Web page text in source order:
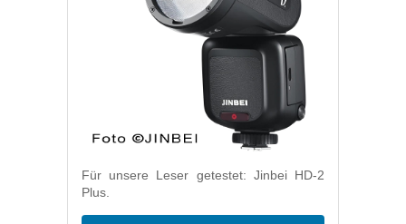
Für unsere Leser getestet: Jinbei HD-2
Plus.